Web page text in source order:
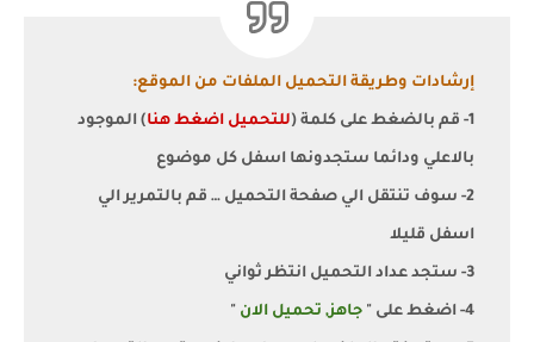
إرشادات وطريقة التحميل الملفات من الموقع:
1- قم بالضغط على كلمة ( للتحميل اضغط هنا) الموجود
بالاعلي ودائما ستجدونها اسفل كل موضوع
2- سوف تنتقل الي صفحة التحميل … قم بالتمرير الي
اسفل قليلا
3- ستجد عداد التحميل انتظر ثواني
4- اضغط على " جاهز, تحميل الان "